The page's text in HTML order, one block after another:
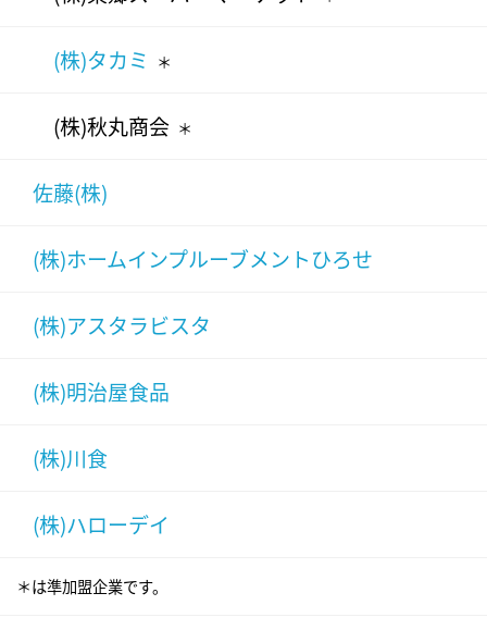
(株)タカミ ＊
(株)秋丸商会 ＊
佐藤(株)
(株)ホームインプルーブメントひろせ
(株)アスタラビスタ
(株)明治屋食品
(株)川食
(株)ハローデイ
＊は準加盟企業です。